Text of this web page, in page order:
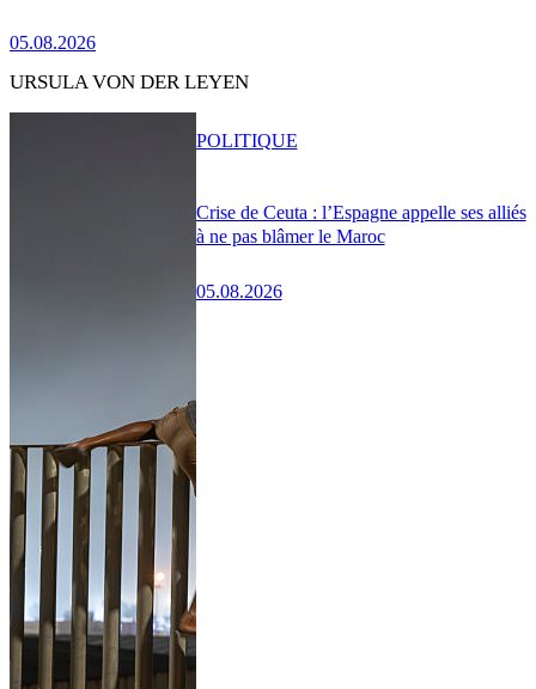
05.08.2026
URSULA VON DER LEYEN
Crise de Ceuta : l’Espagne appelle ses alliés
à ne pas blâmer le Maroc
05.08.2026
POLITIQUE